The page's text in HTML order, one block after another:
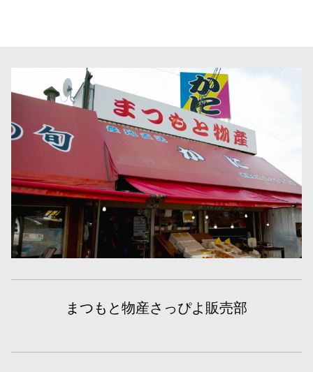
まつもと物産さっぴよ販売部